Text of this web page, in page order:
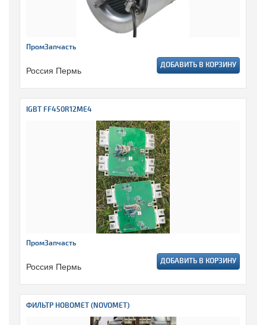
ПромЗапчасть
Россия Пермь ДОБАВИТЬ В КОРЗИНУ
IGBT FF450R12ME4
ПромЗапчасть
Россия Пермь ДОБАВИТЬ В КОРЗИНУ
ФИЛЬТР НОВОМЕТ (NOVOMET)